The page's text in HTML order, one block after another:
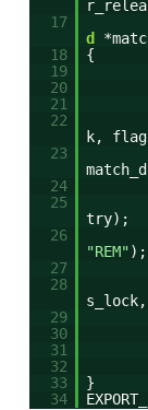
17
d
18
{
19
20
21
22
k,
23
24
25
try);
26
"REM");
27
28
29
30
31
32
33
}
34